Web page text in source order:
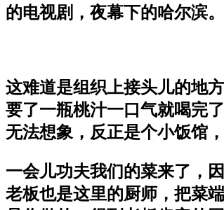
的电视剧，夜幕下的哈尔滨。
这难道是组织上接头儿的地
要了一瓶桃汁一口气就喝完
无法想象，反正是个小饭馆
一会儿功夫我们的菜来了，
老板也是这里的厨师，把菜